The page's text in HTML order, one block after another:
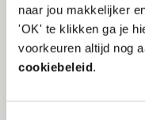
naar jou makkelijker
'OK' te klikken ga je
voorkeuren altijd nog
cookiebeleid.
Milieubewust
tricks